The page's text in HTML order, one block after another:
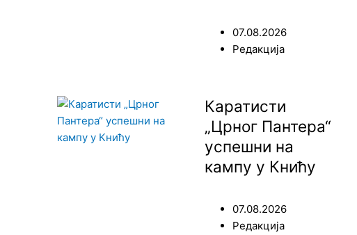
07.08.2026
Редакција
Каратисти
„Црног Пантера“
успешни на
кампу у Книћу
07.08.2026
Редакција